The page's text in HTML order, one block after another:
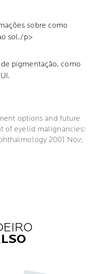
sobre como
sol./p>
pigmentação, como
options and future
of eyelid malignancies:
2001 Nov;